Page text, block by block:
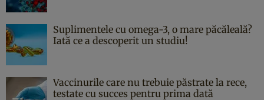
Suplimentele cu omega-3, o mare păcăleală?
Iată ce a descoperit un studiu!
Vaccinurile care nu trebuie păstrate la rece,
testate cu succes pentru prima dată